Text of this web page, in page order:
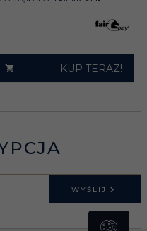
KUP TERAZ!
WYŚLIJ